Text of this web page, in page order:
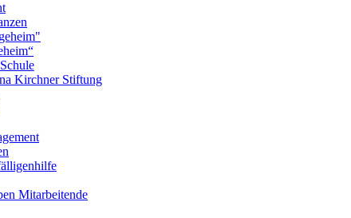
Kirchner Stiftung
Mitarbeitende